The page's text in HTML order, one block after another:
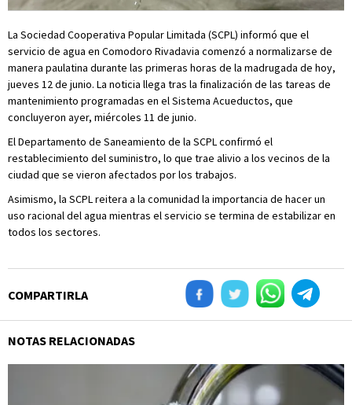
La Sociedad Cooperativa Popular Limitada (SCPL) informó que el
servicio de agua en Comodoro Rivadavia comenzó a normalizarse de
manera paulatina durante las primeras horas de la madrugada de hoy,
jueves 12 de junio. La noticia llega tras la finalización de las tareas de
mantenimiento programadas en el Sistema Acueductos, que
concluyeron ayer, miércoles 11 de junio.
El Departamento de Saneamiento de la SCPL confirmó el
restablecimiento del suministro, lo que trae alivio a los vecinos de la
ciudad que se vieron afectados por los trabajos.
Asimismo, la SCPL reitera a la comunidad la importancia de hacer un
uso racional del agua mientras el servicio se termina de estabilizar en
todos los sectores.
COMPARTIRLA
NOTAS RELACIONADAS